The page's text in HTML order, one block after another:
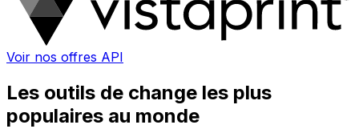
Voir nos offres API
Les outils de change les plus
populaires au monde